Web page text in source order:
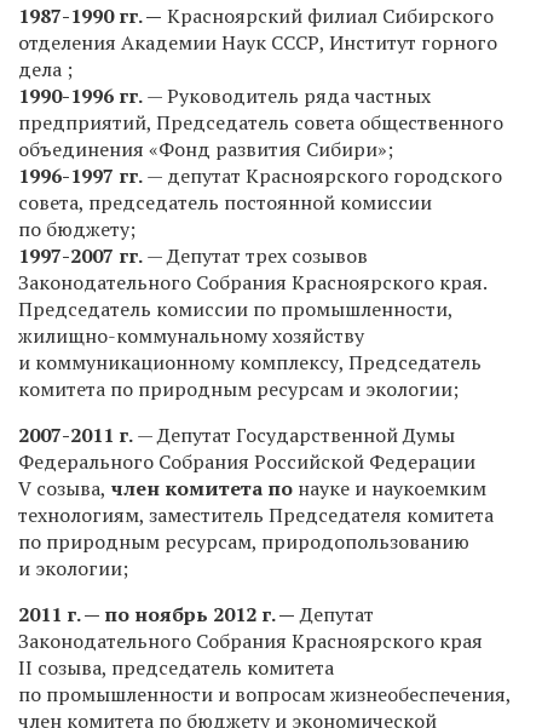
1987-1990 гг.— Красноярский филиал Сибирского
отделения Академии Наук СССР, Институт горного
дела ;
1990-1996 гг.— Руководитель ряда частных
предприятий, Председатель совета общественного
объединения «Фонд развития Сибири»;
1996-1997 гг.— депутат Красноярского городского
совета, председатель постоянной комиссии
по бюджету;
1997-2007 гг.— Депутат трех созывов
Законодательного Собрания Красноярского края.
Председатель комиссии по промышленности,
жилищно-коммунальному хозяйству
и коммуникационному комплексу, Председатель
комитета по природным ресурсам и экологии;
2007-2011 г.— Депутат Государственной Думы
Федерального Собрания Российской Федерации
V созыва, член комитета по науке и наукоемким
технологиям, заместитель Председателя комитета
по природным ресурсам, природопользованию
и экологии;
2011 г. — по ноябрь 2012 г. —Депутат
Законодательного Собрания Красноярского края
II созыва, председатель комитета
по промышленности и вопросамжизнеобеспечения,
член комитета по бюджету и экономической